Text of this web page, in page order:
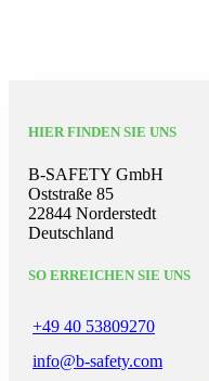
HIER FINDEN SIE UNS
B-SAFETY GmbH
Oststraße 85
22844 Norderstedt
Deutschland
SO ERREICHEN SIE UNS
+49 40 53809270
info@b-safety.com